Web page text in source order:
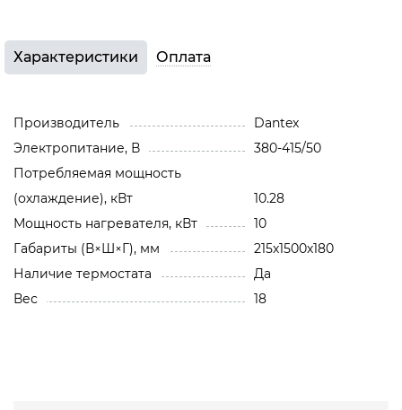
Характеристики Оплата
Производитель
Dantex
Электропитание, В
380-415/50
Потребляемая мощность
(охлаждение), кВт
10.28
Мощность нагревателя, кВт
10
Габариты (В×Ш×Г), мм
215х1500х180
Наличие термостата
Да
Вес
18